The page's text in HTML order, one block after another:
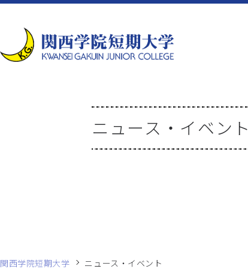
ニュース・イベント
関西学院短期大学 ニュース・イベント